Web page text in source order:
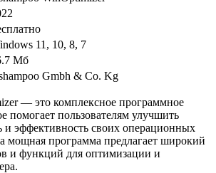
11, 10, 8, 7
Мб
Gmbh & Co. Kg
— это комплексное программное
помогает пользователям улучшить
и эффективность своих операционных
мощная программа предлагает широкий
и функций для оптимизации и